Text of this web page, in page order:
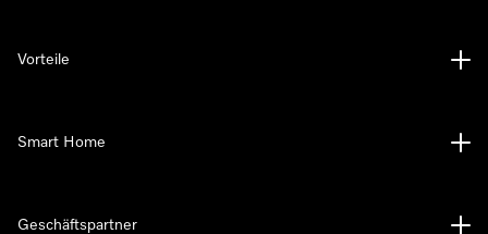
Vorteile
Smart Home
Geschäftspartner